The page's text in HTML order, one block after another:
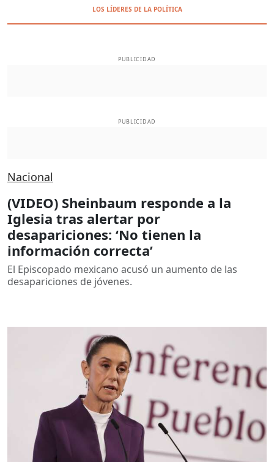
LOS LÍDERES DE LA POLÍTICA
PUBLICIDAD
PUBLICIDAD
Nacional
(VIDEO) Sheinbaum responde a la
Iglesia tras alertar por
desapariciones: ‘No tienen la
información correcta’
El Episcopado mexicano acusó un aumento de las
desapariciones de jóvenes.